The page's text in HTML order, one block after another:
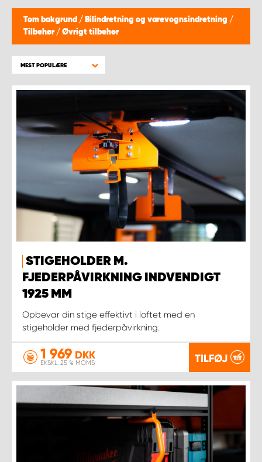
Tom bakgrund / Bilindretning og varevognsindretning /
Tilbehør / Øvrigt tilbehør
MEST POPULÆRE
STIGEHOLDER M.
FJEDERPÅVIRKNING INDVENDIGT
1925 MM
Opbevar din stige effektivt i loftet med en
stigeholder med fjederpåvirkning.
1 969 DKK
EKSKL. 25 % MOMS TILFØJ